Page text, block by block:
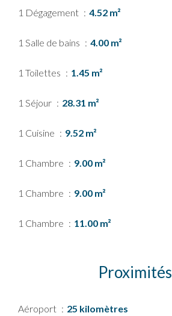
1 Dégagement 4.52 m²
1 Salle de bains 4.00 m²
1 Toilettes 1.45 m²
1 Séjour 28.31 m²
1 Cuisine 9.52 m²
1 Chambre 9.00 m²
1 Chambre 9.00 m²
1 Chambre 11.00 m²
Proximités
Aéroport 25 kilomètres